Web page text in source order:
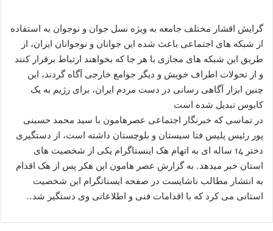
گرایش اقشار مختلف جامعه به ‌ویژه نسل جوان و نوجوان به استفاده
از شبکه های اجتماعی باعث شده این جوانان و نوجوانان ایران، از
طریق این شبکه های مجازی با هر جا که بخواهند ارتباط برقرار کنند
و از تحولات اطراف خویش و دیگر جوامع خارجی آگاه گردند، این
چنین ابزار آگاهی رسانی در دست مردم ایران، برای رژیم به یک
کابوس تبدیل شده است
در تماسی که خبرنگار اجتماعی عصرهامون با سید محمد حسینی
پور رئیس پلیس فتا سیستان و بلوچستان داشته است، از دستگیری
دختر 14 ساله ای به اتهام هک اینستاگرام یکی از شخصیت های
استان خبر میدهد. به گزارش عصر هامون این هکر پس از هک اقدام
به انتشار مطالب ناشایست در صفحه ایسناتگرام این شخصیت
استانی می کرد که با اقدامات فنی و اطلاعاتی وی دستگیر شد..